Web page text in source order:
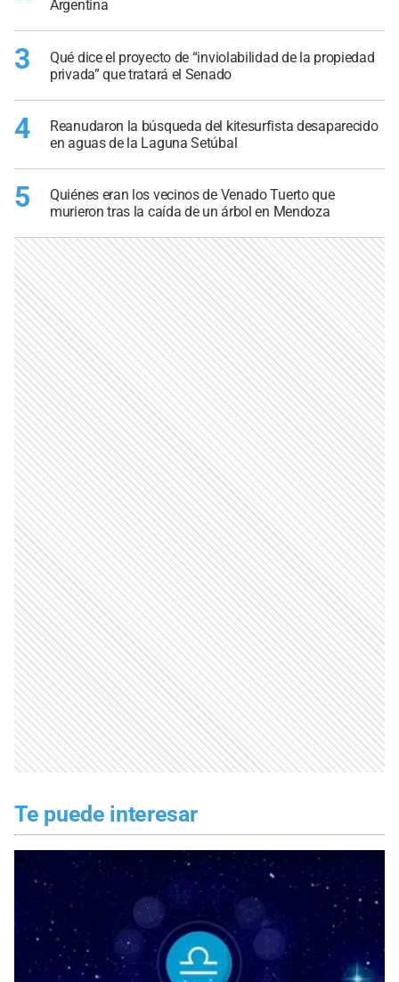
Argentina
3
Qué dice el proyecto de “inviolabilidad de la propiedad
privada” que tratará el Senado
4
Reanudaron la búsqueda del kitesurfista desaparecido
en aguas de la Laguna Setúbal
5
Quiénes eran los vecinos de Venado Tuerto que
murieron tras la caída de un árbol en Mendoza
Te puede interesar